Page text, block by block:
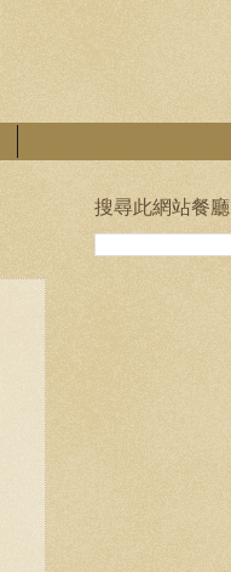
搜尋此網站餐廳